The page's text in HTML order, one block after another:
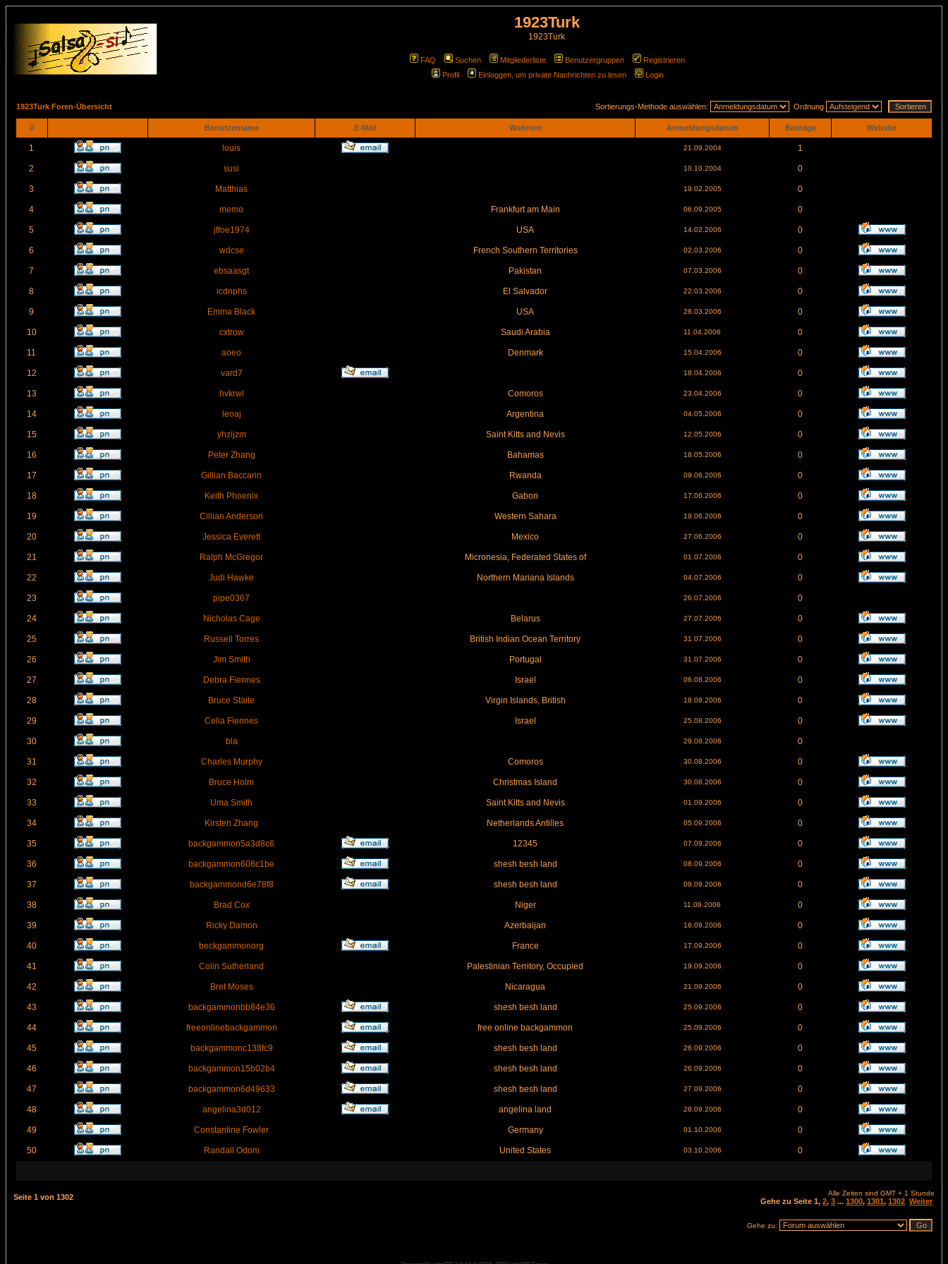
1923Turk
1923Turk
FAQ Suchen Mitgliederliste Benutzergruppen
Registrieren
Profil
Einloggen, um private Nachrichten zu lesen Login
1923Turk Foren-Übersicht Sortierungs-Methode auswählen: Ordnung
# Benutzername E-Mail Wohnort Anmeldungsdatum Beiträge Website
1 louis 21.09.2004 1
2 susi 10.10.2004 0
3 Matthias 19.02.2005 0
4 memo Frankfurt am Main 06.09.2005 0
5 jtfoe1974 USA 14.02.2006 0
6 wdcse French Southern Territories 02.03.2006 0
7 ebsaasgt Pakistan 07.03.2006 0
8 icdnphs El Salvador 22.03.2006 0
9 Emma Black USA 28.03.2006 0
10 cxtrow Saudi Arabia 11.04.2006 0
11 aoeo Denmark 15.04.2006 0
12 vard7 18.04.2006 0
13 hvkrwl Comoros 23.04.2006 0
14 leoaj Argentina 04.05.2006 0
15 yhzijzm Saint Kitts and Nevis 12.05.2006 0
16 Peter Zhang Bahamas 18.05.2006 0
17 Gillian Baccarin Rwanda 09.06.2006 0
18 Keith Phoenix Gabon 17.06.2006 0
19 Cillian Anderson Western Sahara 19.06.2006 0
20 Jessica Everett Mexico 27.06.2006 0
21 Ralph McGregor Micronesia, Federated States of 01.07.2006 0
22 Judi Hawke Northern Mariana Islands 04.07.2006 0
23 pipe0367 26.07.2006 0
24 Nicholas Cage Belarus 27.07.2006 0
25 Russell Torres British Indian Ocean Territory 31.07.2006 0
26 Jim Smith Portugal 31.07.2006 0
27 Debra Fiennes Israel 06.08.2006 0
28 Bruce Staite Virgin Islands, British 18.08.2006 0
29 Celia Fiennes Israel 25.08.2006 0
30 bla 29.08.2006 0
31 Charles Murphy Comoros 30.08.2006 0
32 Bruce Holm Christmas Island 30.08.2006 0
33 Uma Smith Saint Kitts and Nevis 01.09.2006 0
34 Kirsten Zhang Netherlands Antilles 05.09.2006 0
35 backgammon5a3d8c6 12345 07.09.2006 0
36 backgammon608c1be shesh besh land 08.09.2006 0
37 backgammond6e78f8 shesh besh land 09.09.2006 0
38 Brad Cox Niger 11.09.2006 0
39 Ricky Damon Azerbaijan 16.09.2006 0
40 beckgammonorg France 17.09.2006 0
41 Colin Sutherland Palestinian Territory, Occupied 19.09.2006 0
42 Bret Moses Nicaragua 21.09.2006 0
43 backgammonbb84e36 shesh besh land 25.09.2006 0
44 freeonlinebackgammon free online backgammon 25.09.2006 0
45 backgammonc138fc9 shesh besh land 26.09.2006 0
46 backgammon15b02b4 shesh besh land 26.09.2006 0
47 backgammon6d49633 shesh besh land 27.09.2006 0
48 angelina3d012 angelina land 28.09.2006 0
49 Constantine Fowler Germany 01.10.2006 0
50 Randall Odom United States 03.10.2006 0
Seite 1 von 1302 Alle Zeiten sind GMT + 1 Stunde
Gehe zu Seite 1, 2, 3 ... 1300, 1301, 1302 Weiter
Gehe zu: